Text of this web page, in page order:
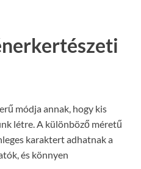
módja annak, hogy kis
létre. A különböző méretű
karaktert adhatnak a
és könnyen